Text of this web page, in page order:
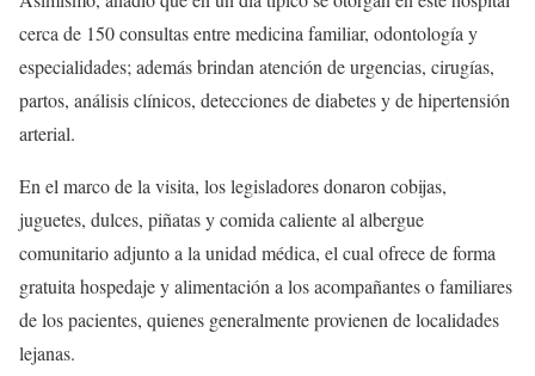
cerca de 150 consultas entre medicina familiar, odontología y
especialidades; además brindan atención de urgencias, cirugías,
partos, análisis clínicos, detecciones de diabetes y de hipertensión
arterial.
En el marco de la visita, los legisladores donaron cobijas,
juguetes, dulces, piñatas y comida caliente al albergue
comunitario adjunto a la unidad médica, el cual ofrece de forma
gratuita hospedaje y alimentación a los acompañantes o familiares
de los pacientes, quienes generalmente provienen de localidades
lejanas.